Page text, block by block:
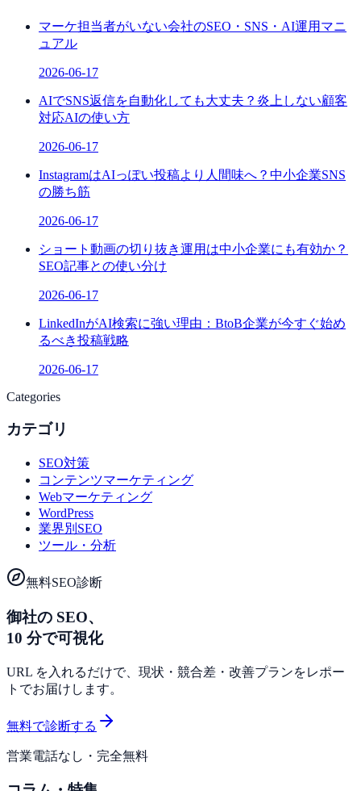
マーケ担当者がいない会社のSEO・SNS・AI運用マニ
ュアル
2026-06-17
AIでSNS返信を自動化しても大丈夫？炎上しない顧客
対応AIの使い方
2026-06-17
InstagramはAIっぽい投稿より人間味へ？中小企業SNS
の勝ち筋
2026-06-17
ショート動画の切り抜き運用は中小企業にも有効か？
SEO記事との使い分け
2026-06-17
LinkedInがAI検索に強い理由：BtoB企業が今すぐ始め
るべき投稿戦略
2026-06-17
Categories
カテゴリ
SEO対策
コンテンツマーケティング
Webマーケティング
WordPress
業界別SEO
ツール・分析
無料SEO診断
御社の SEO、
10 分で可視化
URL を入れるだけで、現状・競合差・改善プランをレポー
トでお届けします。
無料で診断する
営業電話なし・完全無料